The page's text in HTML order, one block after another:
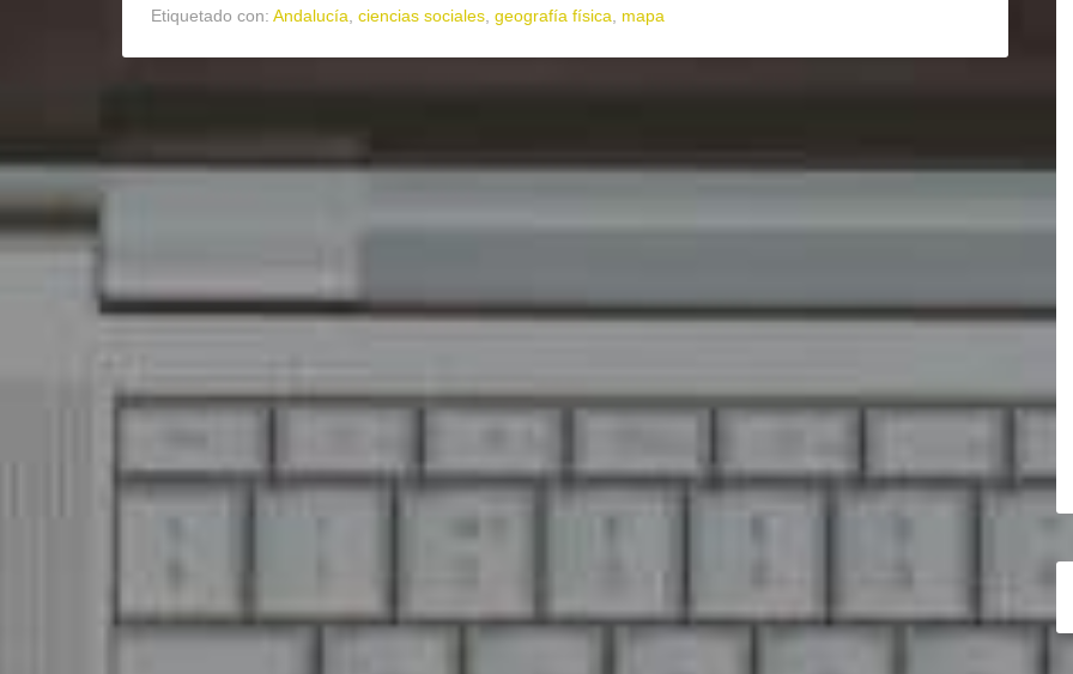
Etiquetado con: Andalucía ciencias sociales geografía física mapa